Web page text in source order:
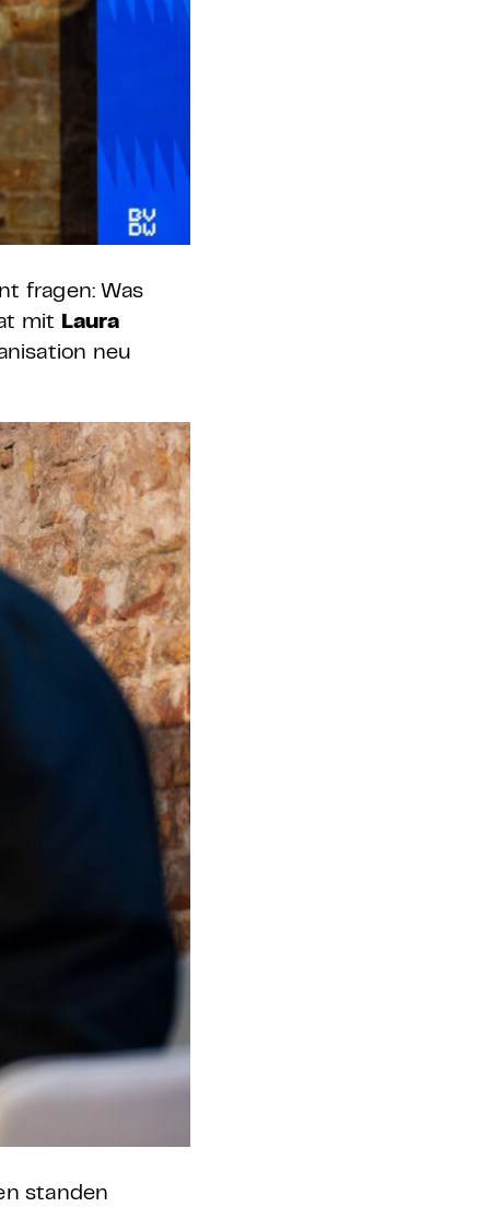
fragen: Was
mit
Laura
neu
standen